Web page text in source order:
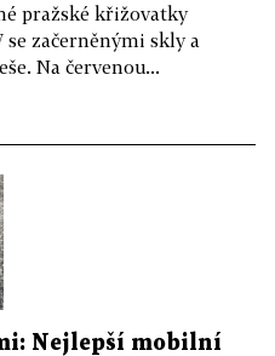
pražské křižovatky
začerněnými skly a
Na červenou...
Nejlepší mobilní